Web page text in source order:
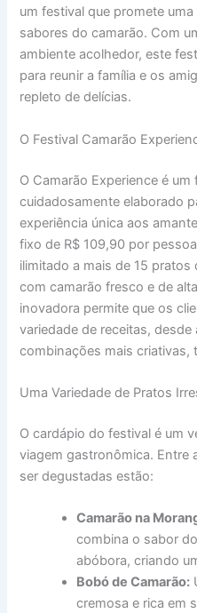
um festival que promete
sabores do camarão. Com
ambiente acolhedor, este
para reunir a família e os
repleto de delícias.
O Festival Camarão
O Camarão Experience é
cuidadosamente elaborado
experiência única aos
fixo de R$ 109,90 por
ilimitado a mais de 15
com camarão fresco e de
inovadora permite que os
variedade de receitas,
combinações mais criativas,
Uma Variedade de Pratos
O cardápio do festival é um
viagem gastronômica. Entre
ser degustadas estão:
Camarão na
combina o sabor
abóbora, criando
Bobó de Camarão:
cremosa e rica em